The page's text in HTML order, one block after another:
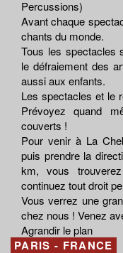
Percussions)
Avant chaque
chants du monde.
Tous les spectacles
le défraiement des
aussi aux enfants.
Les spectacles et le
Prévoyez quand
couverts !
Pour venir à La
puis prendre la
km, vous
continuez tout droit
Vous verrez une
chez nous ! Venez
Agrandir le plan
PARIS - FRANCE